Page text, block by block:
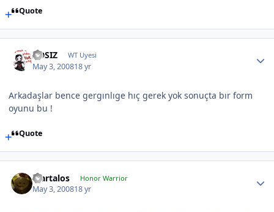
Quote
ADSIZ WT Uyesi
May 3, 200818 yr
Arkadaşlar bence gergınlıge hıç gerek yok sonuçta bır form
oyunu bu !
Quote
Martalos Honor Warrior
May 3, 200818 yr